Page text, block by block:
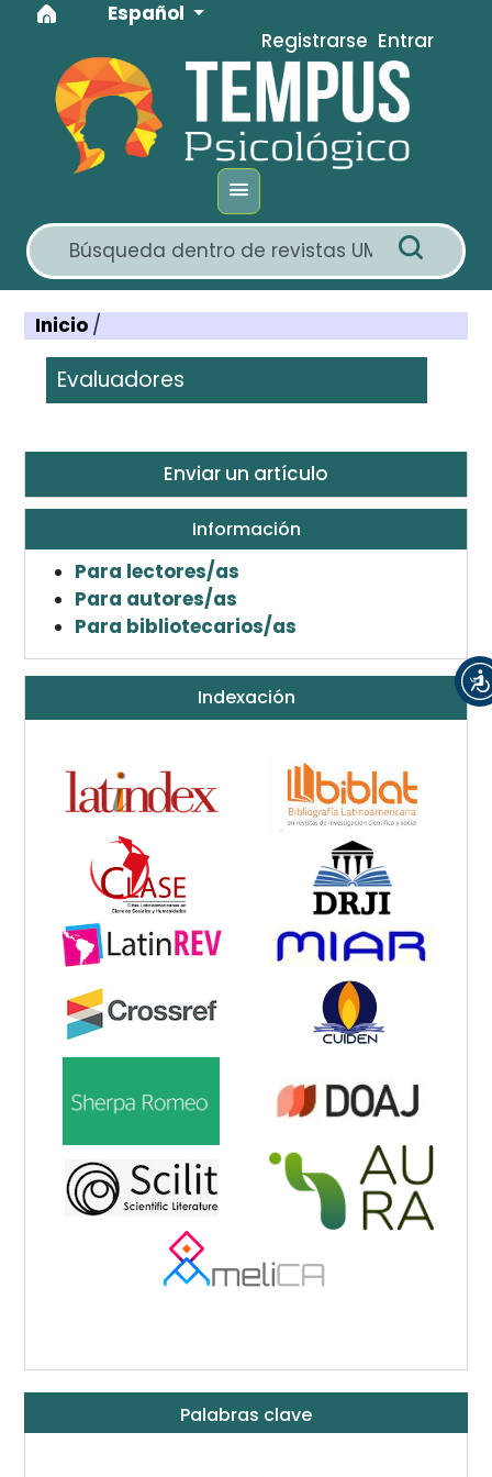
Ir al menú de navegación principal
Ir al contenido principal
Ir al pie de página del sitio
Idioma
Español
Registrarse Entrar
Inicio /
Evaluadores
Enviar un artículo
Información
Para lectores/as
Para autores/as
Para bibliotecarios/as
Indexación
Palabras clave